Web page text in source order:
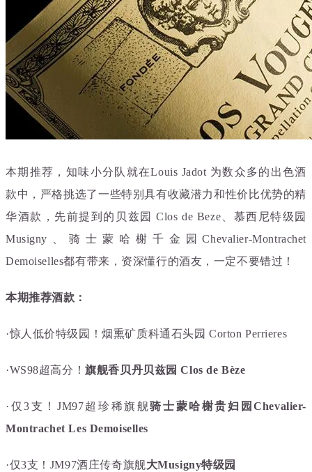
本期推荐，知味小分队就在Louis Jadot 为数众多的出色酒
款中，严格挑选了一些特别具有收藏潜力和性价比优势的精
华酒款，先前提到的贝兹园Clos de Beze、 慕西尼特级园
Musigny、骑士蒙哈榭千金园Chevalier-Montrachet
Demoiselles都有带来，资深懂行的酒友，一定不要错过！
本期推荐酒款：
·惊人低价特级园！烟熏矿质科通石头园 Corton Perrieres
·WS98超高分！旗舰香贝丹贝兹园 Clos de Bèze
·仅3支！JM97超珍稀旗舰骑士蒙哈榭贵妇园Chevalier-
Montrachet Les Demoiselles
·仅3支！JM97酒庄传奇旗舰大Musigny特级园